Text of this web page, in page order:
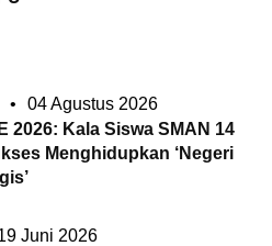
•
04 Agustus 2026
2026: Kala Siswa SMAN 14
Menghidupkan ‘Negeri
Juni 2026